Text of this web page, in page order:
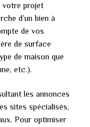
votre projet
d’un bien à
de vos
de surface
de maison que
etc.).
les annonces
sites spécialisés,
Pour optimiser